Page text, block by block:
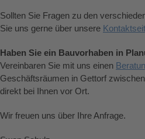
Sollten Sie Fragen zu den
Sie uns gerne über unsere
Haben Sie ein Bauvorhaben in
Vereinbaren Sie mit uns einen
Geschäftsräumen in Gettorf
direkt bei Ihnen vor Ort.
Wir freuen uns über Ihre Anfrage.